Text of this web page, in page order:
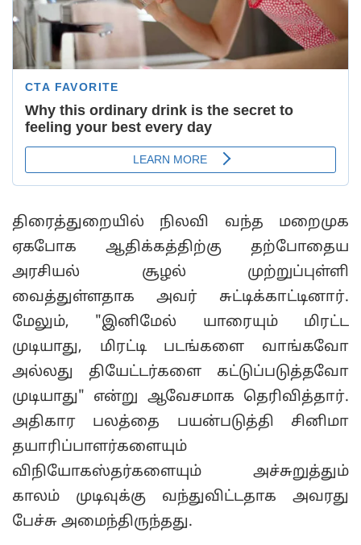
திரைத்துறையில் நிலவி வந்த மறைமுக
ஏகபோக ஆதிக்கத்திற்கு தற்போதைய
அரசியல் சூழல் முற்றுப்புள்ளி
வைத்துள்ளதாக அவர் சுட்டிக்காட்டினார்.
மேலும், "இனிமேல் யாரையும் மிரட்ட
முடியாது, மிரட்டி படங்களை வாங்கவோ
அல்லது தியேட்டர்களை கட்டுப்படுத்தவோ
முடியாது" என்று ஆவேசமாக தெரிவித்தார்.
அதிகார பலத்தை பயன்படுத்தி சினிமா
தயாரிப்பாளர்களையும்
விநியோகஸ்தர்களையும் அச்சுறுத்தும்
காலம் முடிவுக்கு வந்துவிட்டதாக அவரது
பேச்சு அமைந்திருந்தது.